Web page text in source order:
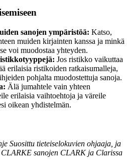
sanojen ympäristöä: Katso,
muiden kirjainten kanssa ja minkä
voi muodostaa yhteyden.
Jos ristikko vaikuttaa
erilaisia ristikoiden ratkaisumalleja,
pohjalta muodostettuja sanoja.
Älä jumahtele vain yhteen
erilaisia vaihtoehtoja ja väreile
oikean yhdistelmän.
Suosittu tieteiselokuvien ohjaaja, ja
CLARKE sanojen CLARK ja Clarissa